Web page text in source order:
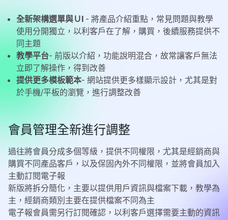
全新架構選單與ＵI - 將產品介紹重點，常見問題與教學
使用分開獨立，以利客戶在了解，購買，後續服務提供不
同主題
教學平台- 前版以介紹，功能說明混合，故常讓客戶無法
立即了解操作，得到改善
提供更多模板範本- 網站提供更多樣顯示設計，尤其是對
於手機/平板的瀏覽，進行調整改善
會員管理全新進行調整
過往將會員分成多個等級，提供不同權限，尤其是經銷商與
購買不同產品客戶，以及保固內外不同權限，並將會員加入
主動訂閱電子報
新版將拆分簡化，主要以提供用戶資訊與檔案下載，教學為
主，經銷商類別主要在提供檔案不同為主
電子報會員需另行訂閱確認，以利客戶選擇需要主動的資訊